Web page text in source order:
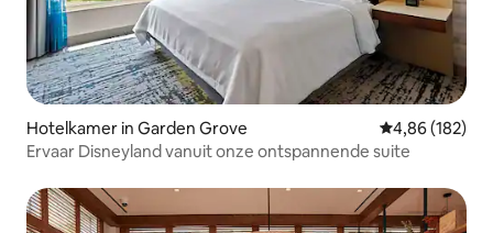
Hotelkamer in Garden Grove Gemiddelde
4,86 (182)
Ervaar Disneyland vanuit onze ontspannende suite